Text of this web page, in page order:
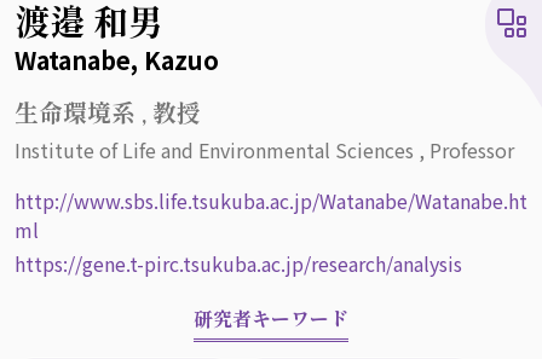
渡邉 和男
Watanabe, Kazuo
生命環境系 , 教授
Institute of Life and Environmental Sciences , Professor
http://www.sbs.life.tsukuba.ac.jp/Watanabe/Watanabe.ht
ml
https://gene.t-pirc.tsukuba.ac.jp/research/analysis
研究者キーワード